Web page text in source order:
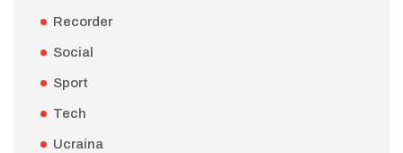
Recorder
Social
Sport
Tech
Ucraina